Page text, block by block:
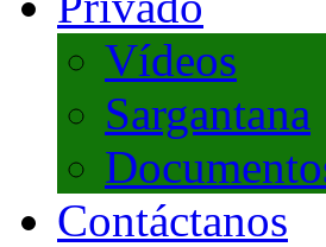
Vídeos
Sargantana
Contáctanos